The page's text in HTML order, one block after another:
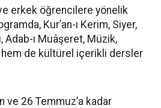
ve erkek öğrencilere yönelik
Kur’an-ı Kerim, Siyer,
Adab-ı Muâşeret, Müzik,
hem de kültürel içerikli dersler
ve 26 Temmuz’a kadar